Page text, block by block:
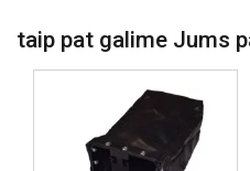
taip pat galime Jums